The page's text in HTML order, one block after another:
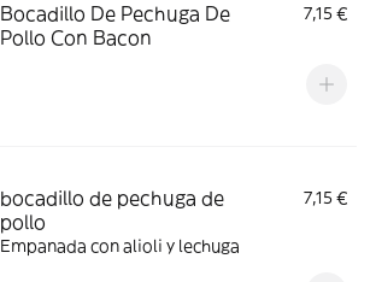
Bocadillo De Pechuga De
Pollo Con Bacon
7,15 €
bocadillo de pechuga de
pollo
7,15 €
Empanada con alioli y lechuga